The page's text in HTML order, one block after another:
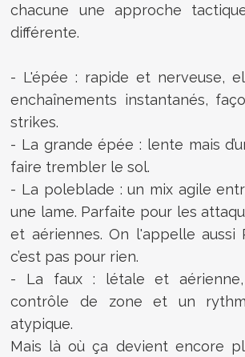
chacune une approche
différente.
- L'épée : rapide et nerveuse,
enchaînements instantanés,
strikes.
- La grande épée : lente mais
faire trembler le sol.
- La poleblade : un mix agile
une lame. Parfaite pour les
et aériennes. On l'appelle aussi
c’est pas pour rien.
- La faux : létale et
contrôle de zone et un
atypique.
Mais là où ça devient encore